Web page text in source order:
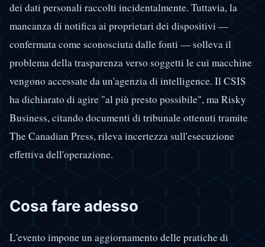
dei dati personali raccolti incidentalmente. Tuttavia, la
mancanza di notifica ai proprietari dei dispositivi —
confermata come sconosciuta dalle fonti — solleva il
problema della trasparenza verso soggetti le cui macchine
vengono accessate da un'agenzia di intelligence. Il CSIS
ha dichiarato di agire "al più presto possibile", ma Risky
Business, citando documenti di tribunale ottenuti tramite
The Canadian Press, rileva incertezza sull'esecuzione
effettiva dell'operazione.
Cosa fare adesso
L'evento impone un aggiornamento delle pratiche di